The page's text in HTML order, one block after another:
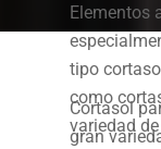
Elementos
tipo
como
variedad
Cortasol
gran